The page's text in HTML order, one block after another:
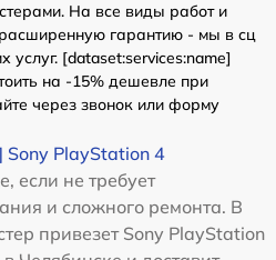
На все виды работ и
гарантию - мы в сц
[dataset:services:name]
на -15% дешевле при
через звонок или форму
Sony PlayStation 4
если не требует
и сложного ремонта. В
привезет Sony PlayStation